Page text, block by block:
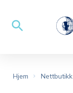
Hjem Nettbutikk